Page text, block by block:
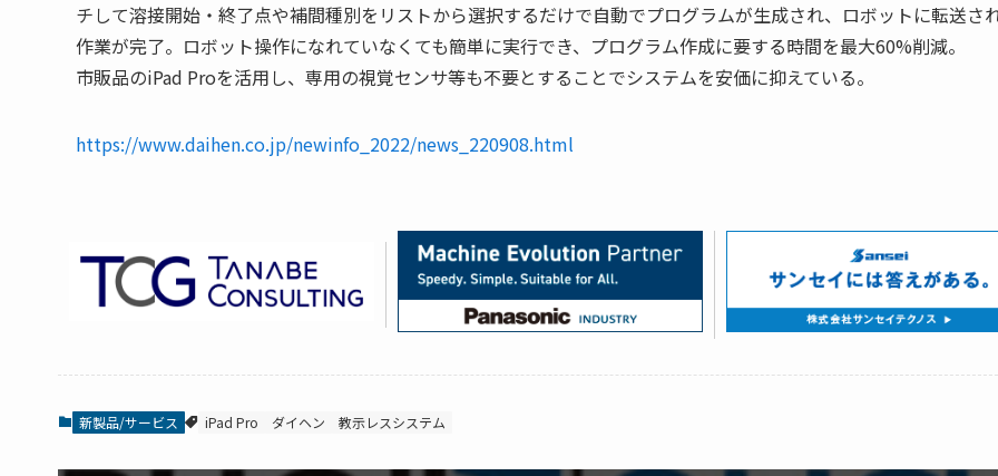
チして溶接開始・終了点や補間種別をリストから選択するだけで自動でプログラムが生成され、ロボットに転送さ
作業が完了。ロボット操作になれていなくても簡単に実行でき、プログラム作成に要する時間を最大60%削減。
市販品のiPad Proを活用し、専用の視覚センサ等も不要とすることでシステムを安価に抑えている。
https://www.daihen.co.jp/newinfo_2022/news_220908.html
新製品/サービス iPad Pro ダイヘン 教示レスシステム